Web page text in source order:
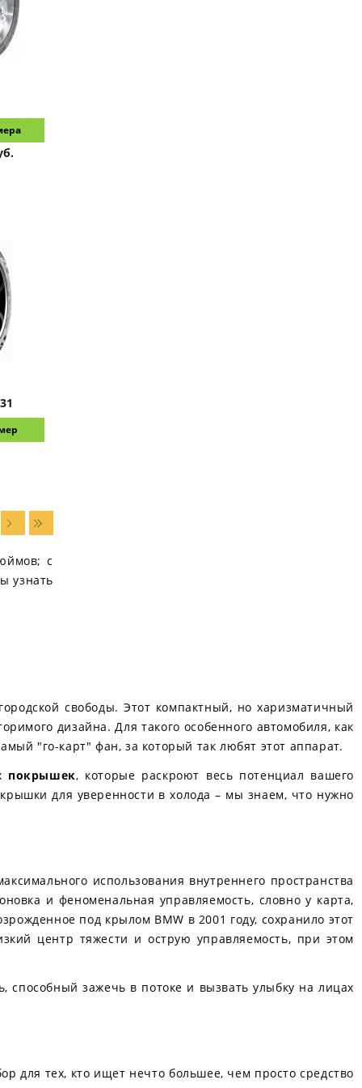
с
узнать
свободы. Этот компактный, но харизматичный
дизайна. Для такого особенного автомобиля, как
"го-карт" фан, за который так любят этот аппарат.
покрышек, которые раскроют весь потенциал вашего
для уверенности в холода – мы знаем, что нужно
использования внутреннего пространства
и феноменальная управляемость, словно у карта,
под крылом BMW в 2001 году, сохранило этот
центр тяжести и острую управляемость, при этом
способный зажечь в потоке и вызвать улыбку на лицах
для тех, кто ищет нечто большее, чем просто средство